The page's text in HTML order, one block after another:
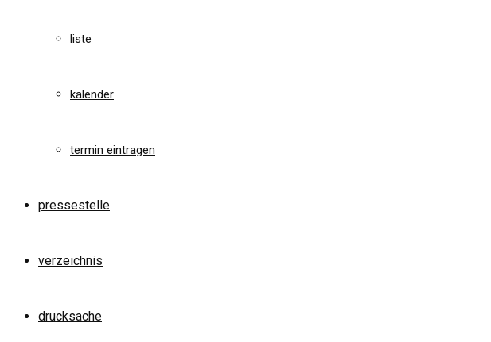
liste
kalender
termin eintragen
pressestelle
verzeichnis
drucksache